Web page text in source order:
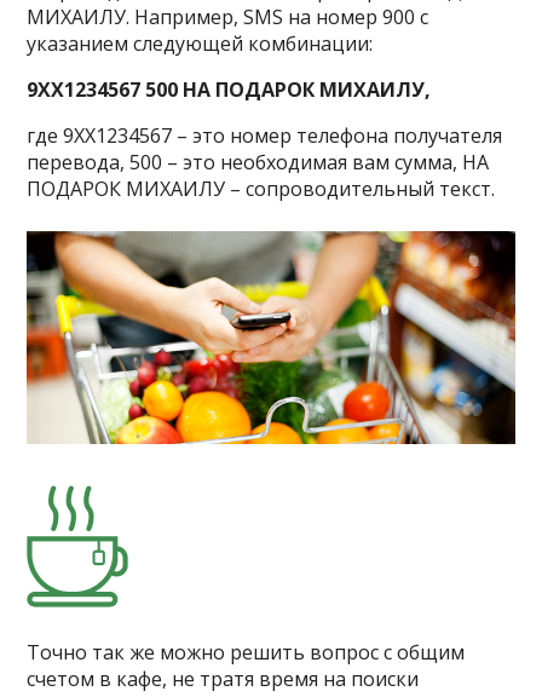
МИХАИЛУ. Например, SMS на номер 900 с
указанием следующей комбинации:
9ХХ1234567 500 НА ПОДАРОК МИХАИЛУ,
где 9ХХ1234567 – это номер телефона получателя
перевода, 500 – это необходимая вам сумма, НА
ПОДАРОК МИХАИЛУ – сопроводительный текст.
Точно так же можно решить вопрос с общим
счетом в кафе, не тратя время на поиски